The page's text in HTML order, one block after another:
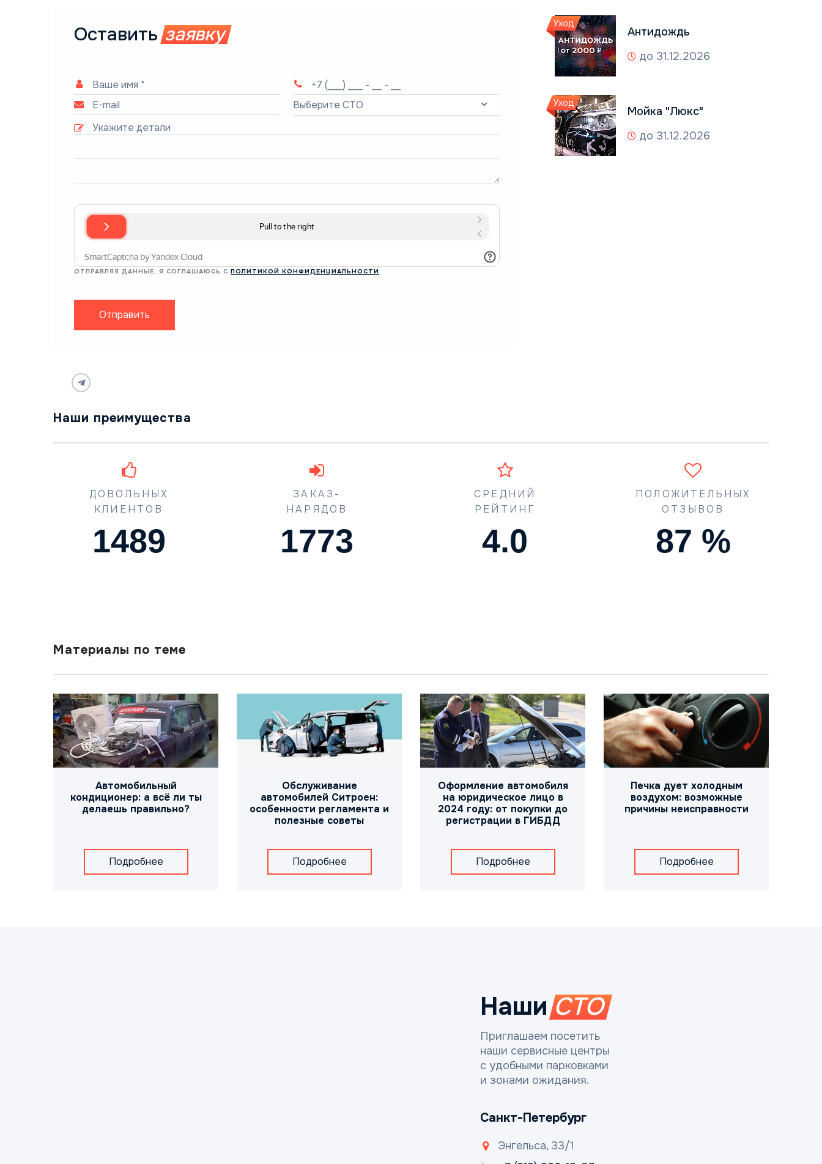
Оставить заявку
Выберите СТО
ОТПРАВЛЯЯ ДАННЫЕ, Я СОГЛАШАЮСЬ С ПОЛИТИКОЙ КОНФИДЕНЦИАЛЬНОСТИ
Отправить
Уход
Антидождь
до 31.12.2026
Уход
Мойка "Люкс"
до 31.12.2026
Наши преимущества
ДОВОЛЬНЫХ
КЛИЕНТОВ
1489
ЗАКАЗ-
НАРЯДОВ
1773
СРЕДНИЙ
РЕЙТИНГ
4.5
ПОЛОЖИТЕЛЬНЫХ
ОТЗЫВОВ
90 %
Материалы по теме
Автомобильный
кондиционер: а всё ли ты
делаешь правильно?
Подробнее
Обслуживание
автомобилей Ситроен:
особенности регламента и
полезные советы
Подробнее
Оформление автомобиля
на юридическое лицо в
2024 году: от покупки до
регистрации в ГИБДД
Подробнее
Печка дует холодным
воздухом: возможные
причины неисправности
Подробнее
НашиСТО
Приглашаем посетить
наши сервисные центры
с удобными парковками
и зонами ожидания.
Санкт-Петербург
Энгельса, 33/1